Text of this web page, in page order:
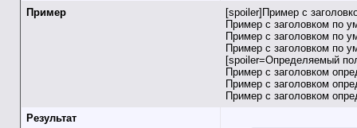
Пример
[spoiler]Пример с
Пример с заголовком по
Пример с заголовком по
Пример с заголовком по
[spoiler=Определяемый
Пример с заголовком
Пример с заголовком
Пример с заголовком
Результат